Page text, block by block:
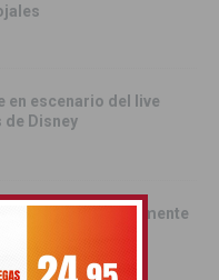
en escenario del live
de Disney
2026: «realmente